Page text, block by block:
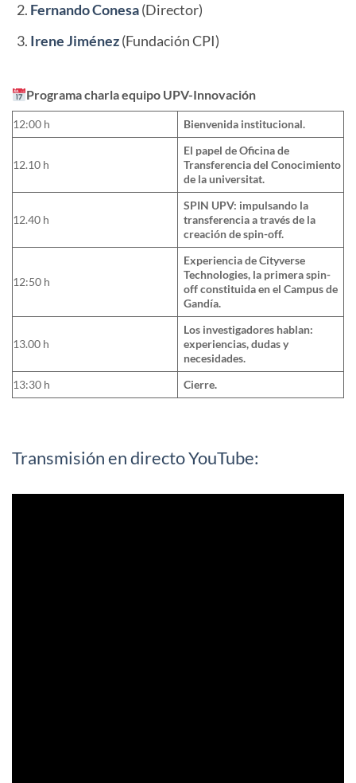
Fernando Conesa(Director)
Irene Jiménez(Fundación CPI)
Programa charla equipo UPV-Innovación
12:00 h Bienvenida institucional.
12.10 h
El papel de Oficina de
Transferencia del Conocimiento
de la universitat.
12.40 h
SPIN UPV: impulsando la
transferencia a través de la
creación de spin-off.
12:50 h
Experiencia de Cityverse
Technologies, la primera spin-
off constituida en el Campus de
Gandía.
13.00 h
Los investigadores hablan:
experiencias, dudas y
necesidades.
13:30 h
Cierre.
Transmisión en directo YouTube: